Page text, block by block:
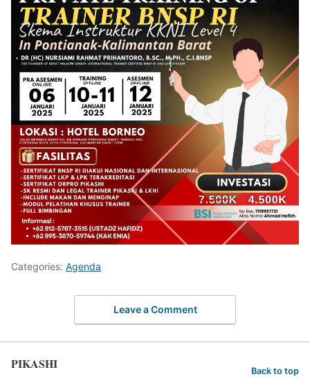
Categories: Agenda
Leave a Comment
PIKASHI Back to top